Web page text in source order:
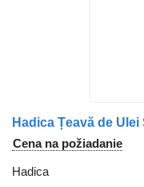
Cena na požiadanie
Hadica